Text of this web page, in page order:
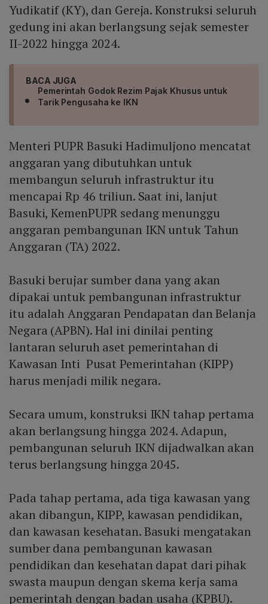
Yudikatif (KY), dan Gereja. Konstruksi seluruh
gedung ini akan berlangsung sejak semester
II-2022 hingga 2024.
BACA JUGA
Pemerintah Godok Rezim Pajak Khusus untuk
Tarik Pengusaha ke IKN
Menteri PUPR Basuki Hadimuljono mencatat
anggaran yang dibutuhkan untuk
membangun seluruh infrastruktur itu
mencapai Rp 46 triliun. Saat ini, lanjut
Basuki, KemenPUPR sedang menunggu
anggaran pembangunan IKN untuk Tahun
Anggaran (TA) 2022.
Basuki berujar sumber dana yang akan
dipakai untuk pembangunan infrastruktur
itu adalah Anggaran Pendapatan dan Belanja
Negara (APBN). Hal ini dinilai penting
lantaran seluruh aset pemerintahan di
Kawasan Inti Pusat Pemerintahan (KIPP)
harus menjadi milik negara.
Secara umum, konstruksi IKN tahap pertama
akan berlangsung hingga 2024. Adapun,
pembangunan seluruh IKN dijadwalkan akan
terus berlangsung hingga 2045.
Pada tahap pertama, ada tiga kawasan yang
akan dibangun, KIPP, kawasan pendidikan,
dan kawasan kesehatan. Basuki mengatakan
sumber dana pembangunan kawasan
pendidikan dan kesehatan dapat dari pihak
swasta maupun dengan skema kerja sama
pemerintah dengan badan usaha (KPBU).